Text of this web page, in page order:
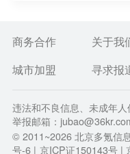
商务合作 关于我
城市加盟
寻求报
违法和不良信息、未成年
举报邮箱：
© 2011~2026北京多氪信
号-6 | 京ICP证150143号 |